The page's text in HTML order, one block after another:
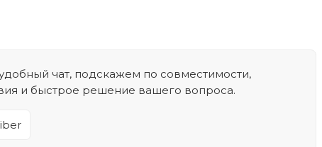
чат, подскажем по совместимости,
и быстрое решение вашего вопроса.